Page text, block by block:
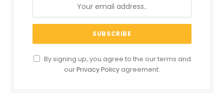
By signing up, you agree to the our terms and
ourPrivacy Policy agreement.